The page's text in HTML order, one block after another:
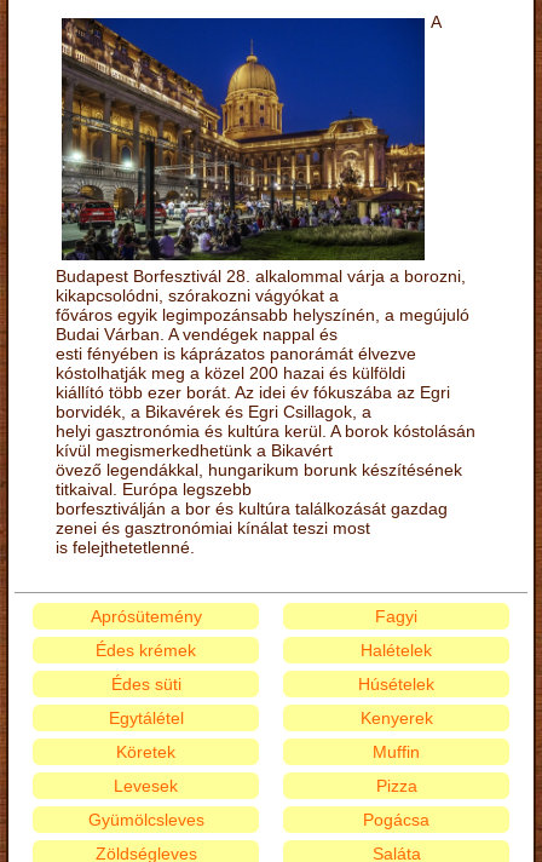
A
Budapest Borfesztivál 28. alkalommal várja a borozni,
kikapcsolódni, szórakozni vágyókat a
főváros egyik legimpozánsabb helyszínén, a megújuló
Budai Várban. A vendégek nappal és
esti fényében is káprázatos panorámát élvezve
kóstolhatják meg a közel 200 hazai és külföldi
kiállító több ezer borát. Az idei év fókuszába az Egri
borvidék, a Bikavérek és Egri Csillagok, a
helyi gasztronómia és kultúra kerül. A borok kóstolásán
kívül megismerkedhetünk a Bikavért
övező legendákkal, hungarikum borunk készítésének
titkaival. Európa legszebb
borfesztiválján a bor és kultúra találkozását gazdag
zenei és gasztronómiai kínálat teszi most
is felejthetetlenné.
Aprósütemény
Édes krémek
Édes süti
Egytálétel
Fagyi
Halételek
Húsételek
Kenyerek
Köretek
Levesek
Gyümölcsleves
Zöldségleves
Muffin
Pizza
Pogácsa
Saláta